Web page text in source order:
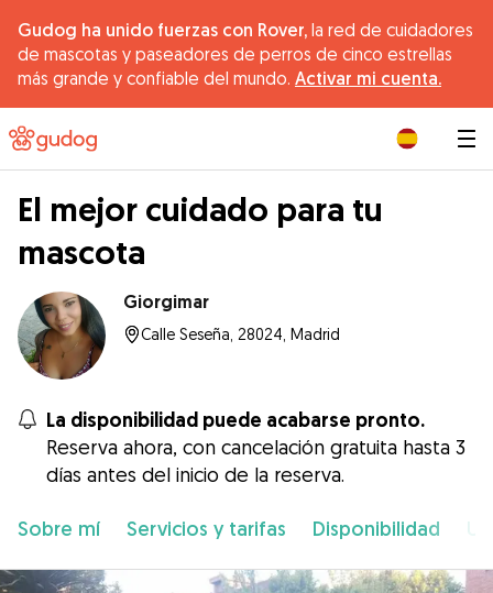
Gudog ha unido fuerzas con Rover, la red de cuidadores
de mascotas y paseadores de perros de cinco estrellas
más grande y confiable del mundo. Activar mi cuenta.
El mejor cuidado para tu
mascota
Giorgimar
Calle Seseña, 28024, Madrid
La disponibilidad puede acabarse pronto.
Reserva ahora, con cancelación gratuita hasta 3
días antes del inicio de la reserva.
Sobre mí Servicios y tarifas Disponibilidad